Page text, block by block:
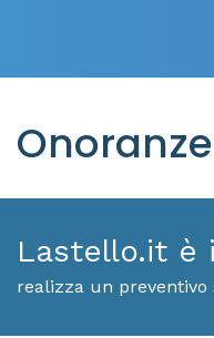
Lastello.it è
realizza un